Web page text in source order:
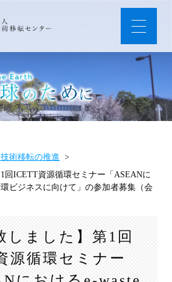
術移転の推進
回ICETT資源循環セミナー「ASEANに
環ビジネスに向けて」の参加者募集（会
しました】第1回
源循環セミナー